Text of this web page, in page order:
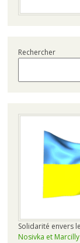
Rechercher
Solidarité envers
Nosivka et